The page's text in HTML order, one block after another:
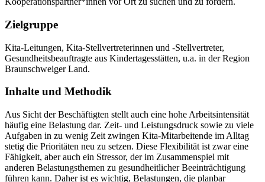
Zielgruppe
Kita-Leitungen, Kita-Stellvertreterinnen und -Stellvertreter,
Gesundheitsbeauftragte aus Kindertagesstätten, u.a. in der Region
Braunschweiger Land.
Inhalte und Methodik
Aus Sicht der Beschäftigten stellt auch eine hohe Arbeitsintensität
häufig eine Belastung dar. Zeit- und Leistungsdruck sowie zu viele
Aufgaben in zu wenig Zeit zwingen Kita-Mitarbeitende im Alltag
stetig die Prioritäten neu zu setzen. Diese Flexibilität ist zwar eine
Fähigkeit, aber auch ein Stressor, der im Zusammenspiel mit
anderen Belastungsthemen zu gesundheitlicher Beeinträchtigung
führen kann. Daher ist es wichtig, Belastungen, die planbar